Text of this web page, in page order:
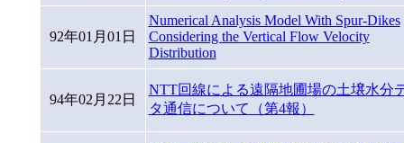
92年01月01日
Numerical Analysis Model With Spur-Dikes
Considering the Vertical Flow Velocity
Distribution
94年02月22日
NTT回線による遠隔地圃場の土壌水分
タ通信について（第4報）